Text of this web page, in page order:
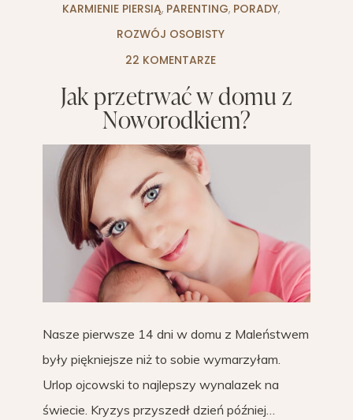
KARMIENIE PIERSIĄ, PARENTING, PORADY,
ROZWÓJ OSOBISTY
22 KOMENTARZE
Jak przetrwać w domu z
Noworodkiem?
Nasze pierwsze 14 dni w domu z Maleństwem
były piękniejsze niż to sobie wymarzyłam.
Urlop ojcowski to najlepszy wynalazek na
świecie. Kryzys przyszedł dzień później…